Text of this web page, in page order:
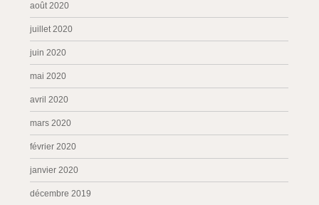
août 2020
juillet 2020
juin 2020
mai 2020
avril 2020
mars 2020
février 2020
janvier 2020
décembre 2019